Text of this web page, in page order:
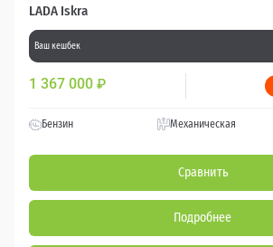
LADA Iskra
Ваш кешбек
1 367 000 ₽
Бензин Механическая
Сравнить
Подробнее